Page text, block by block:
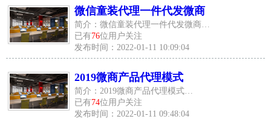
微信童装代理一件代发微商
简介：微信童装代理一件代发微商…
已有76位用户关注
发布时间：2022-01-11 10:09:04
2019微商产品代理模式
简介：2019微商产品代理模式…
已有74位用户关注
发布时间：2022-01-11 09:48:04